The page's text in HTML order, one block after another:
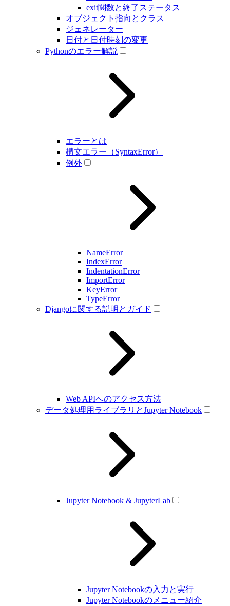
exit関数と終了ステータス
オブジェクト指向とクラス
ジェネレーター
日付と日付時刻の変更
Pythonのエラー解説
エラーとは
構文エラー（SyntaxError）
例外
NameError
IndexError
IndentationError
ImportError
KeyError
TypeError
Djangoに関する説明とガイド
Web APIへのアクセス方法
データ処理用ライブラリとJupyter Notebook
Jupyter Notebook & JupyterLab
Jupyter Notebookの入力と実行
Jupyter Notebookのメニュー紹介